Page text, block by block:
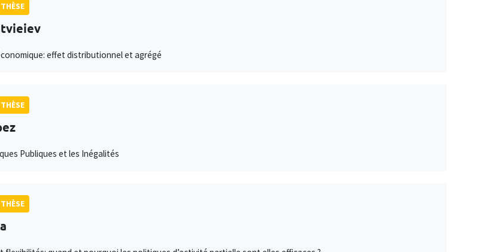
effet distributionnel et agrégé
Publiques et les Inégalités